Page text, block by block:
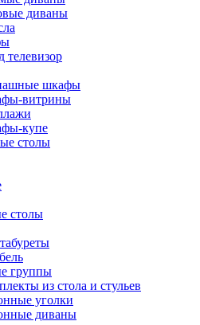
диваны
телевизор
шкафы
витрины
купе
столы
столы
группы
из стола и стульев
уголки
диваны